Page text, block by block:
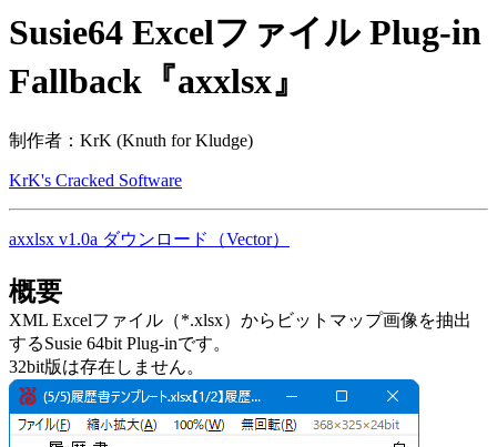
Susie64 Excelファイル Plug-in
Fallback『axxlsx』
制作者：KrK (Knuth for Kludge)
KrK's Cracked Software
axxlsx v1.0a ダウンロード（Vector）
概要
XML Excelファイル（*.xlsx）からビットマップ画像を抽出
するSusie 64bit Plug-inです。
32bit版は存在しません。